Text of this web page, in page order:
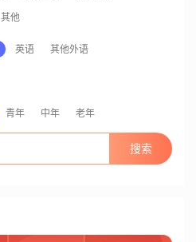
其他
英语 其他外语
青年 中年 老年